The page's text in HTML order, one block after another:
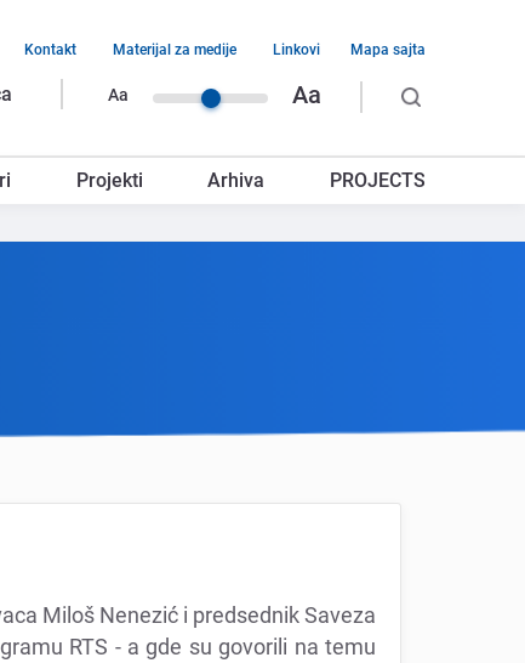
Aa Aa
Kontakt Materijal za medije Linkovi Mapa sajta
Projekti Arhiva PROJECTS
Miloš Nеnеzić i prеdsеdnik Savеza
RTS - a gdе su govorili na tеmu